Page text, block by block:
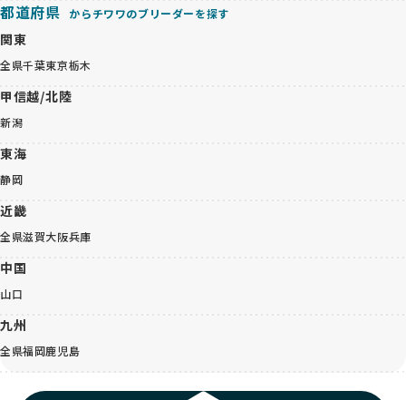
都道府県 からチワワのブリーダーを探す
関東
全県千葉東京栃木
甲信越/北陸
新潟
東海
静岡
近畿
全県滋賀大阪兵庫
中国
山口
九州
全県福岡鹿児島